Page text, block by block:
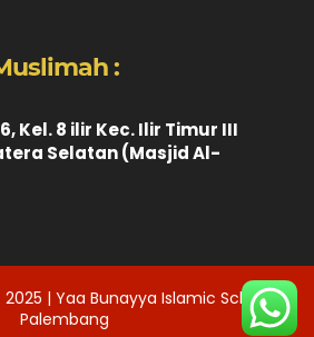
:
Kel. 8 ilir Kec. Ilir Timur III
Selatan (Masjid Al-
| Yaa Bunayya Islamic School
Palembang